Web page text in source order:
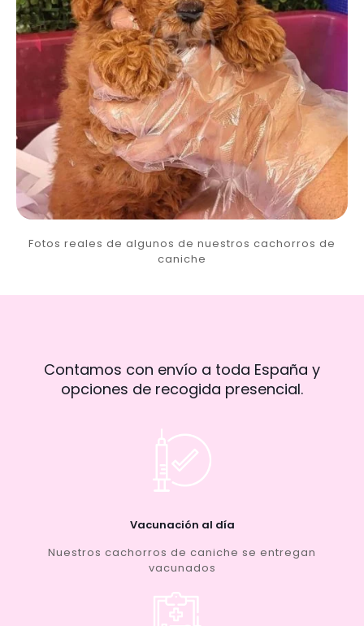
Fotos reales de algunos de nuestros cachorros de
caniche
Contamos con envío a toda España y
opciones de recogida presencial.
Vacunación al día
Nuestros cachorros de caniche se entregan
vacunados